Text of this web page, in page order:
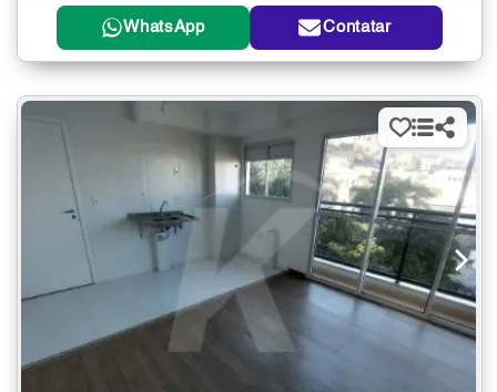
WhatsApp Contatar